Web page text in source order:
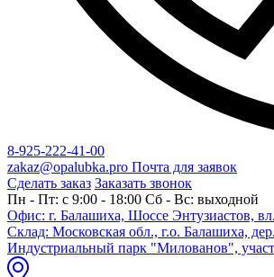
8-925-222-41-00
zakaz@opalubka.pro Почта для заявок
Сделать заказ Заказать звонок
Пн - Пт: c 9:00 - 18:00 Сб - Вс: выходной
Офис: г. Балашиха, Шоссе Энтузиастов,
Склад: Московская обл., г.о. Балашиха,
Индустриальный парк "Милованов",